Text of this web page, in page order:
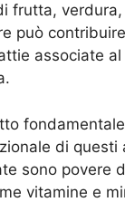
frutta,
può
associate
di questi
sono povere
vitamine e